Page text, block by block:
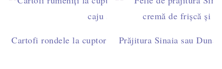
Cartofi rondele la cuptor cu pesto de busuioc și caju -
Prăjitura Sinaia sau